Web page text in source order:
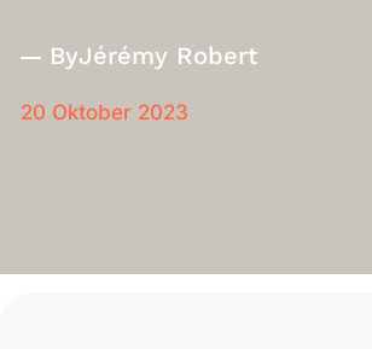
ByJérémy Robert
20 Oktober 2023